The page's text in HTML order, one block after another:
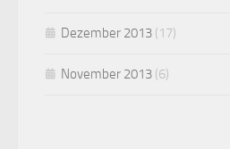
Dezember 2013 (17)
November 2013 (6)